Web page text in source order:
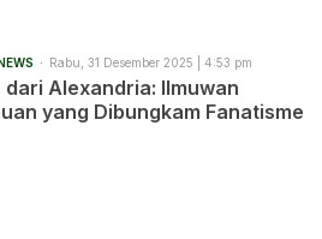
Rabu, 31 Desember 2025 | 4:53 pm
dari Alexandria: Ilmuwan
yang Dibungkam Fanatisme